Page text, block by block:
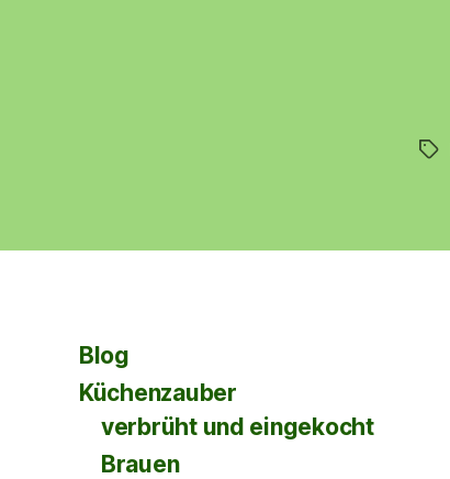
Blog
Küchenzauber
verbrüht und eingekocht
Brauen